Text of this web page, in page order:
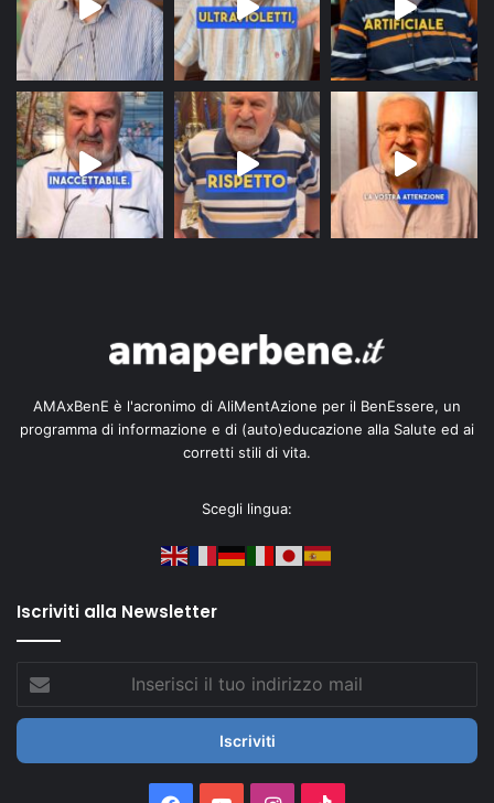
AMAxBenE è l'acronimo di AliMentAzione per il BenEssere, un
programma di informazione e di (auto)educazione alla Salute ed ai
corretti stili di vita.
Scegli lingua:
Iscriviti alla Newsletter
tuo
mail